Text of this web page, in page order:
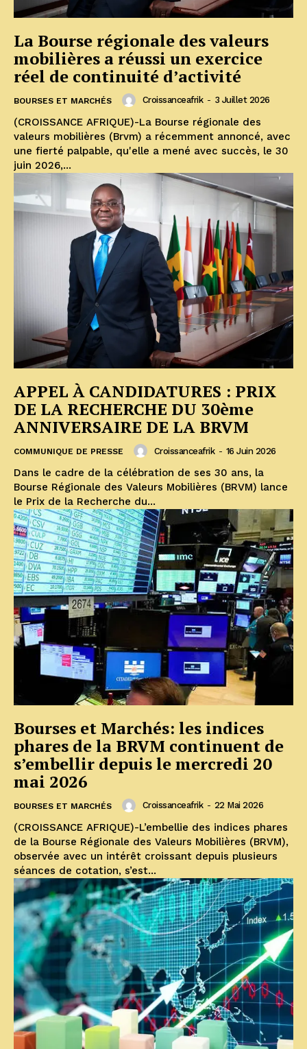
La Bourse régionale des valeurs
mobilières a réussi un exercice
réel de continuité d’activité
BOURSES ET MARCHÉS Croissanceafrik - 3 Juillet 2026
(CROISSANCE AFRIQUE)-La Bourse régionale des
valeurs mobilières (Brvm) a récemment annoncé, avec
une fierté palpable, qu'elle a mené avec succès, le 30
juin 2026,...
APPEL À CANDIDATURES : PRIX
DE LA RECHERCHE DU 30ème
ANNIVERSAIRE DE LA BRVM
COMMUNIQUE DE PRESSE Croissanceafrik - 16 Juin 2026
Dans le cadre de la célébration de ses 30 ans, la
Bourse Régionale des Valeurs Mobilières (BRVM) lance
le Prix de la Recherche du...
Bourses et Marchés: les indices
phares de la BRVM continuent de
s’embellir depuis le mercredi 20
mai 2026
BOURSES ET MARCHÉS Croissanceafrik - 22 Mai 2026
(CROISSANCE AFRIQUE)-L’embellie des indices phares
de la Bourse Régionale des Valeurs Mobilières (BRVM),
observée avec un intérêt croissant depuis plusieurs
séances de cotation, s’est...